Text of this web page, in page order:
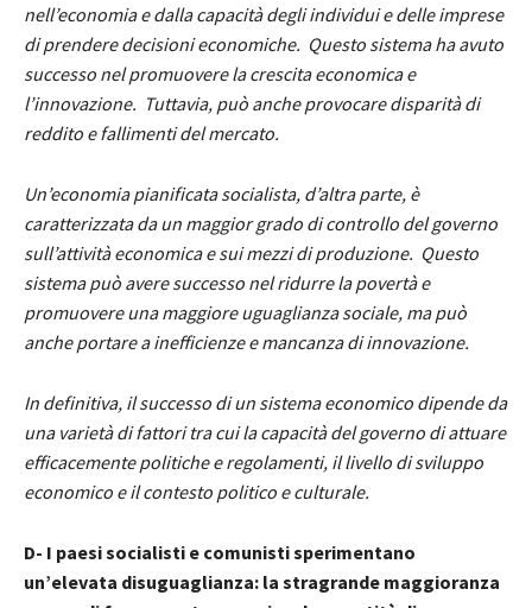
nell’economia e dalla capacità degli individui e delle imprese
di prendere decisioni economiche. Questo sistema ha avuto
successo nel promuovere la crescita economica e
l’innovazione. Tuttavia, può anche provocare disparità di
reddito e fallimenti del mercato.
Un’economia pianificata socialista, d’altra parte, è
caratterizzata da un maggior grado di controllo del governo
sull’attività economica e sui mezzi di produzione. Questo
sistema può avere successo nel ridurre la povertà e
promuovere una maggiore uguaglianza sociale, ma può
anche portare a inefficienze e mancanza di innovazione.
In definitiva, il successo di un sistema economico dipende da
una varietà di fattori tra cui la capacità del governo di attuare
efficacemente politiche e regolamenti, il livello di sviluppo
economico e il contesto politico e culturale.
D- I paesi socialisti e comunisti sperimentano
un’elevata disuguaglianza: la stragrande maggioranza